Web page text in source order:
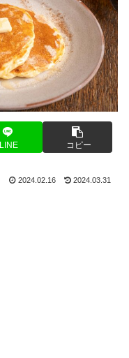
LINE コピー
2024.02.16 2024.03.31